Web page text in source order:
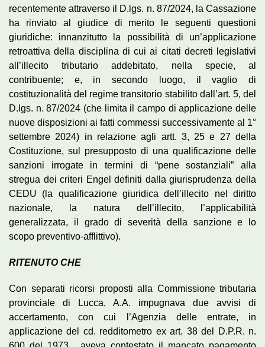
recentemente attraverso il D.lgs. n. 87/2024, la Cassazione
ha rinviato al giudice di merito le seguenti questioni
giuridiche: innanzitutto la possibilità di un’applicazione
retroattiva della disciplina di cui ai citati decreti legislativi
all’illecito tributario addebitato, nella specie, al
contribuente; e, in secondo luogo, il vaglio di
costituzionalità del regime transitorio stabilito dall’art. 5, del
D.lgs. n. 87/2024 (che limita il campo di applicazione delle
nuove disposizioni ai fatti commessi successivamente al 1°
settembre 2024) in relazione agli artt. 3, 25 e 27 della
Costituzione, sul presupposto di una qualificazione delle
sanzioni irrogate in termini di “pene sostanziali” alla
stregua dei criteri Engel definiti dalla giurisprudenza della
CEDU (la qualificazione giuridica dell’illecito nel diritto
nazionale, la natura dell’illecito, l’applicabilità
generalizzata, il grado di severità della sanzione e lo
scopo preventivo-afflittivo).
RITENUTO CHE
Con separati ricorsi proposti alla Commissione tributaria
provinciale di Lucca, A.A. impugnava due avvisi di
accertamento, con cui l’Agenzia delle entrate, in
applicazione del cd. redditometro ex art. 38 del D.P.R. n.